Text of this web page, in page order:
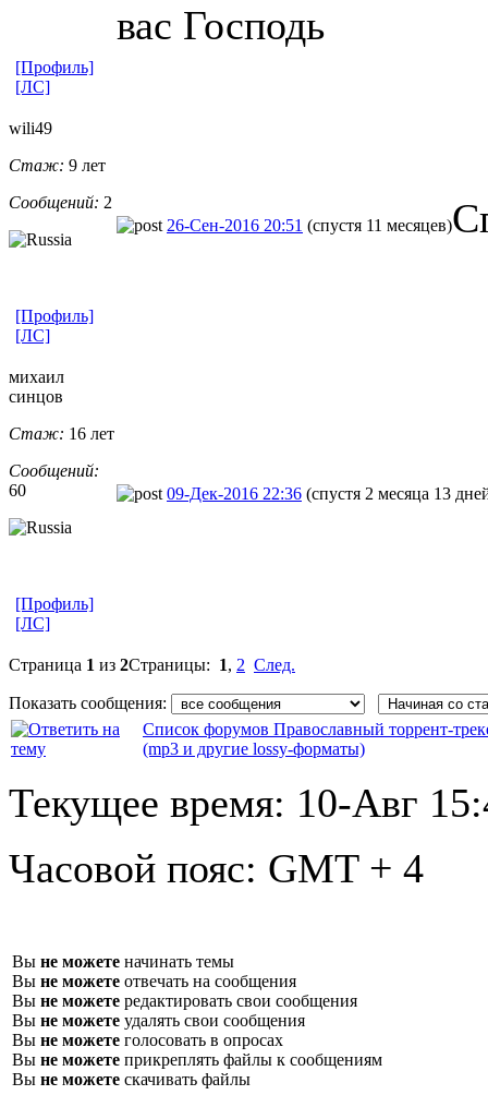
вас Господь
[Профиль]
[ЛС]
wili49
Стаж: 9 лет
Сообщений: 2
26-Сен-2016 20:51 (спустя 11 месяцев)
[Профиль]
[ЛС]
михаил
синцов
Стаж: 16 лет
Сообщений:
60
09-Дек-2016 22:36 (спустя 2 месяца 13
[Профиль]
[ЛС]
Страница 1 из 2Страницы: 1, 2 След.
Показать сообщения:
Список форумов Православный торрент-
(mp3 и другие lossy-форматы)
Текущее время: 10-Авг
Часовой пояс: GMT + 4
Вы не можете начинать темы
Вы не можете отвечать на сообщения
Вы не можете редактировать свои сообщения
Вы не можете удалять свои сообщения
Вы не можете голосовать в опросах
Вы не можете прикреплять файлы к сообщениям
Вы не можете скачивать файлы